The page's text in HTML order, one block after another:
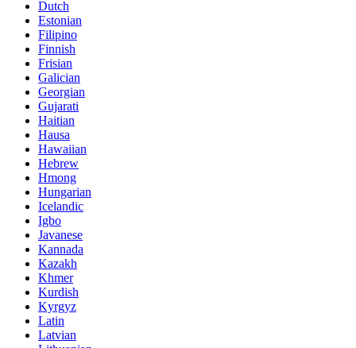
Dutch
Estonian
Filipino
Finnish
Frisian
Galician
Georgian
Gujarati
Haitian
Hausa
Hawaiian
Hebrew
Hmong
Hungarian
Icelandic
Igbo
Javanese
Kannada
Kazakh
Khmer
Kurdish
Kyrgyz
Latin
Latvian